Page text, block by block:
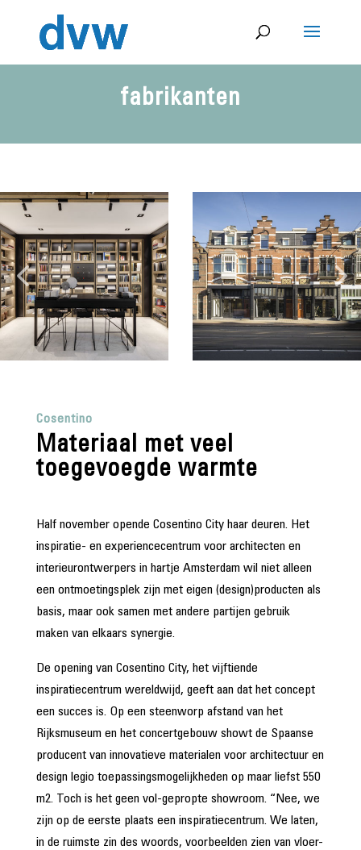
fabrikanten
Cosentino
Materiaal met veel
toegevoegde warmte
Half november opende Cosentino City haar deuren. Het
inspiratie- en experiencecentrum voor architecten en
interieurontwerpers in hartje Amsterdam wil niet alleen
een ontmoetingsplek zijn met eigen (design)producten als
basis, maar ook samen met andere partijen gebruik
maken van elkaars synergie.
De opening van Cosentino City, het vijftiende
inspiratiecentrum wereldwijd, geeft aan dat het concept
een succes is. Op een steenworp afstand van het
Rijksmuseum en het concertgebouw showt de Spaanse
producent van innovatieve materialen voor architectuur en
design legio toepassingsmogelijkheden op maar liefst 550
m2. Toch is het geen vol-gepropte showroom. “Nee, we
zijn op de eerste plaats een inspiratiecentrum. We laten,
in de ruimste zin des woords, voorbeelden zien van vloer-